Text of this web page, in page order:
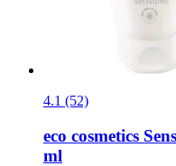
4.1 (52)
eco cosmetics
ml